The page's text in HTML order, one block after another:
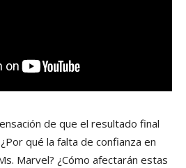
de que el resultado final
qué la falta de confianza en
Marvel? ¿Cómo afectarán estas